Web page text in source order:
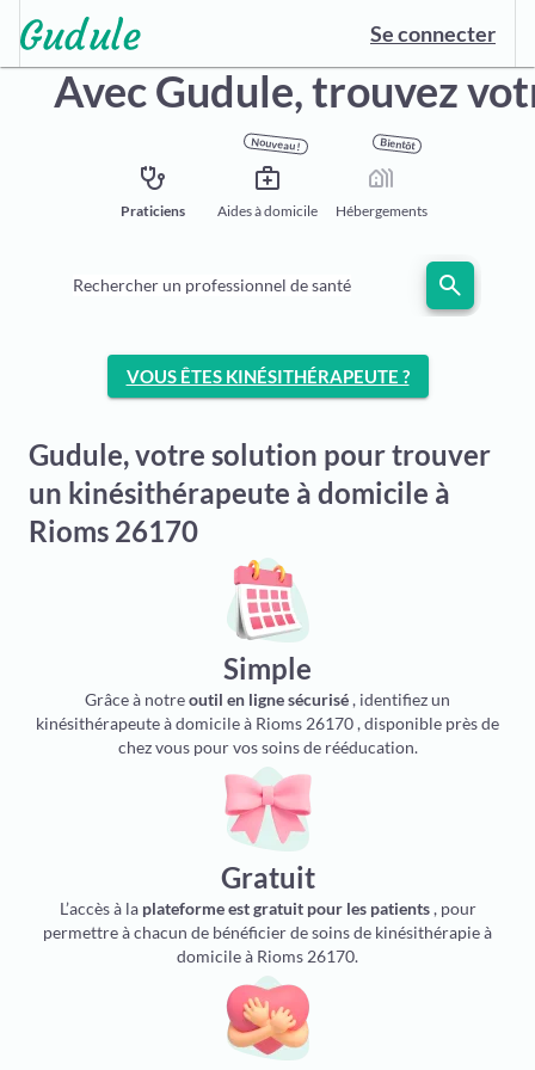
Se connecter
Avec Gudule,trouvez
stethoscope
Praticiens
Nouveau !
medical_services
Aides à domicile
Bientôt
holiday_village
Hébergements
Rechercher un professionnel de santé search
VOUS ÊTES KINÉSITHÉRAPEUTE ?
Gudule, votre solution pour trouver
un kinésithérapeute à domicile à
Rioms 26170
Simple
Grâce à notreoutil en ligne sécurisé, identifiez un
kinésithérapeute à domicile à Rioms 26170 , disponible près de
chez vous pour vos soins de rééducation.
Gratuit
L’accès à la plateforme est gratuit pour les patients, pour
permettre à chacun de bénéficier de soins de kinésithérapie à
domicile à Rioms 26170.